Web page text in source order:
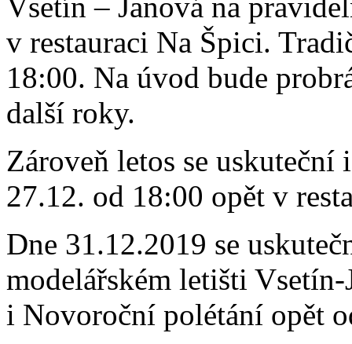
v restauraci Na Špici.
18:00. Na úvod bude
další roky.
Zároveň letos se
27.12. od 18:00 opět v
Dne 31.12.2019 se
modelářském letišti
i Novoroční polétání opět